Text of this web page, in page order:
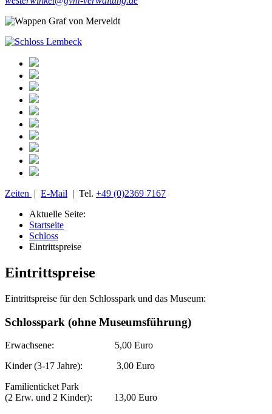
Zeiten | E-Mail | Tel. +49 (0)2369 7167
Aktuelle Seite:
Startseite
Schloss
Eintrittspreise
Eintrittspreise
Eintrittspreise für den Schlosspark und das Museum:
Schlosspark (ohne Museumsführung)
Erwachsene: 5,00 Euro
Kinder (3-17 Jahre): 3,00 Euro
Familienticket Park
(2 Erw. und 2 Kinder): 13,00 Euro